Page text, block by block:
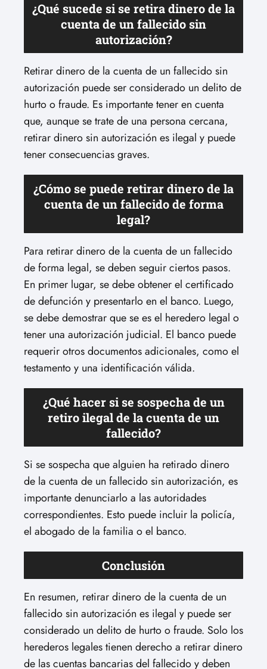
¿Qué sucede si se retira dinero de la
cuenta de un fallecido sin
autorización?
Retirar dinero de la cuenta de un fallecido sin
autorización puede ser considerado un delito de
hurto o fraude. Es importante tener en cuenta
que, aunque se trate de una persona cercana,
retirar dinero sin autorización es ilegal y puede
tener consecuencias graves.
¿Cómo se puede retirar dinero de la
cuenta de un fallecido de forma
legal?
Para retirar dinero de la cuenta de un fallecido
de forma legal, se deben seguir ciertos pasos.
En primer lugar, se debe obtener el certificado
de defunción y presentarlo en el banco. Luego,
se debe demostrar que se es el heredero legal o
tener una autorización judicial. El banco puede
requerir otros documentos adicionales, como el
testamento y una identificación válida.
¿Qué hacer si se sospecha de un
retiro ilegal de la cuenta de un
fallecido?
Si se sospecha que alguien ha retirado dinero
de la cuenta de un fallecido sin autorización, es
importante denunciarlo a las autoridades
correspondientes. Esto puede incluir la policía,
el abogado de la familia o el banco.
Conclusión
En resumen, retirar dinero de la cuenta de un
fallecido sin autorización es ilegal y puede ser
considerado un delito de hurto o fraude. Solo los
herederos legales tienen derecho a retirar dinero
de las cuentas bancarias del fallecido y deben